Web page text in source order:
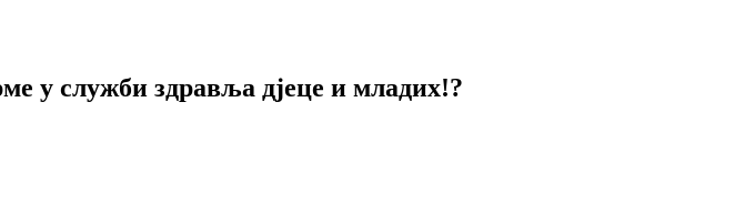
у служби здравља дјеце и младих!?